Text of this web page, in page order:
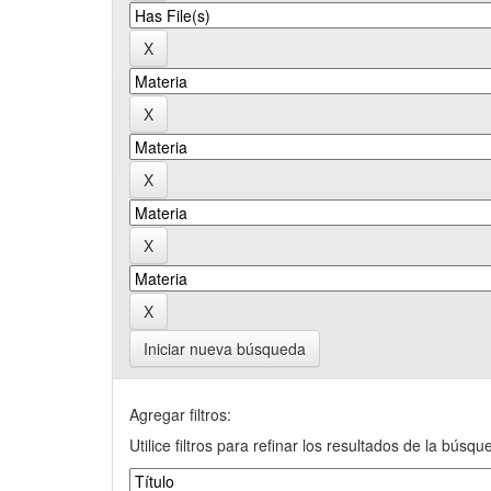
Iniciar nueva búsqueda
Agregar filtros:
Utilice filtros para refinar los resultados de la